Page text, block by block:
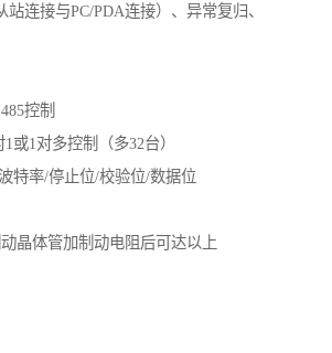
站连接与PC/PDA连接）、异常复归、
控制
对多控制（多32台）
/停止位/校验位/数据位
晶体管加制动电阻后可达以上